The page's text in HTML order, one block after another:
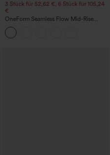
3 Stück für 52,62 €, 6 Stück für 105,24
€
OneForm Seamless Flow Mid-Rise
Yoga-Leggings - mittelhoher Bund,
bauchformend und mit Po-Lifting-
Effekt